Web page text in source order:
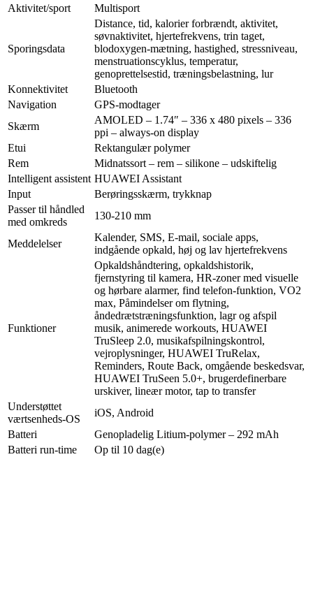
Aktivitet/sport
Multisport
Sporingsdata
Distance, tid, kalorier forbrændt, aktivitet,
søvnaktivitet, hjertefrekvens, trin taget,
blodoxygen-mætning, hastighed, stressniveau,
menstruationscyklus, temperatur,
genoprettelsestid, træningsbelastning, lur
Konnektivitet
Bluetooth
Navigation
GPS-modtager
Skærm
AMOLED – 1.74″ – 336 x 480 pixels – 336
ppi – always-on display
Etui
Rektangulær polymer
Rem
Midnatssort – rem – silikone – udskiftelig
Intelligent assistent HUAWEI Assistant
Input
Berøringsskærm, trykknap
Passer til håndled
med omkreds
130-210 mm
Meddelelser
Kalender, SMS, E-mail, sociale apps,
indgående opkald, høj og lav hjertefrekvens
Funktioner
Opkaldshåndtering, opkaldshistorik,
fjernstyring til kamera, HR-zoner med visuelle
og hørbare alarmer, find telefon-funktion, VO2
max, Påmindelser om flytning,
åndedrætstræningsfunktion, lagr og afspil
musik, animerede workouts, HUAWEI
TruSleep 2.0, musikafspilningskontrol,
vejroplysninger, HUAWEI TruRelax,
Reminders, Route Back, omgående beskedsvar,
HUAWEI TruSeen 5.0+, brugerdefinerbare
urskiver, lineær motor, tap to transfer
Understøttet
værtsenheds-OS
iOS, Android
Batteri
Genopladelig Litium-polymer – 292 mAh
Batteri run-time
Op til 10 dag(e)